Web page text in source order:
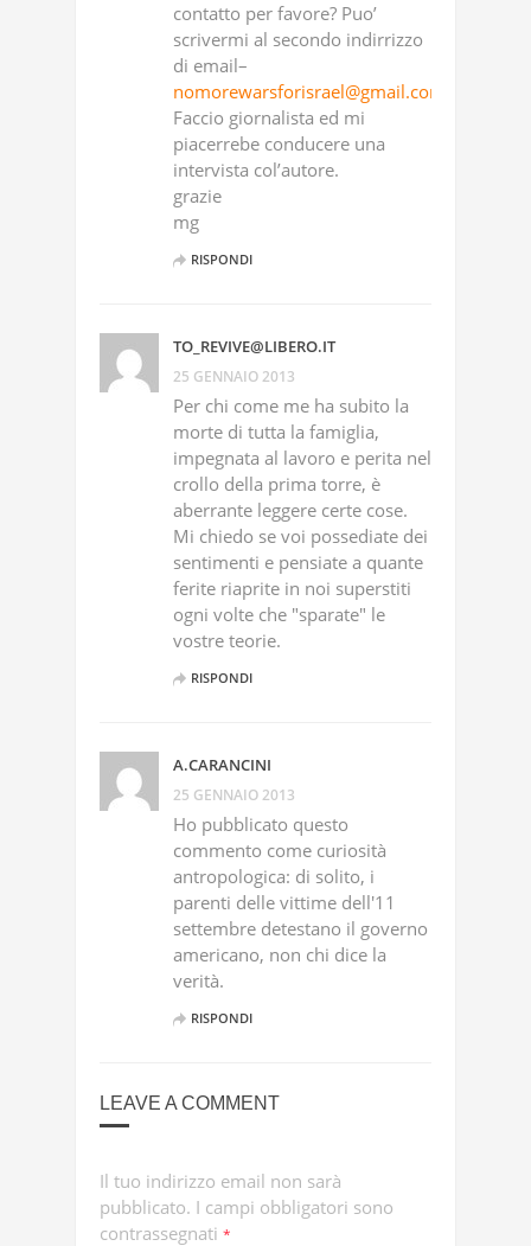
contatto per favore? Puo’
scrivermi al secondo indirrizzo
di email–
nomorewarsforisrael@gmail.com
Faccio giornalista ed mi
piacerrebe conducere una
intervista col’autore.
grazie
mg
RISPONDI
TO_REVIVE@LIBERO.IT
25 GENNAIO 2013
Per chi come me ha subito la
morte di tutta la famiglia,
impegnata al lavoro e perita nel
crollo della prima torre, è
aberrante leggere certe cose.
Mi chiedo se voi possediate dei
sentimenti e pensiate a quante
ferite riaprite in noi superstiti
ogni volte che "sparate" le
vostre teorie.
RISPONDI
A.CARANCINI
25 GENNAIO 2013
Ho pubblicato questo
commento come curiosità
antropologica: di solito, i
parenti delle vittime dell'11
settembre detestano il governo
americano, non chi dice la
verità.
RISPONDI
LEAVE A COMMENT
Il tuo indirizzo email non sarà
pubblicato. I campi obbligatori sono
contrassegnati *